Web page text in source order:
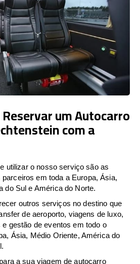
um Autocarro
com a
utilizar o nosso serviço são as
em toda a Europa, Ásia,
do Sul e América do Norte.
outros serviços no destino que
de aeroporto, viagens de luxo,
gestão de eventos em todo o
Ásia, Médio Oriente, América do
a sua viagem de autocarro